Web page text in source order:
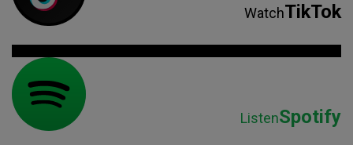
WatchTikTok
ListenSpotify